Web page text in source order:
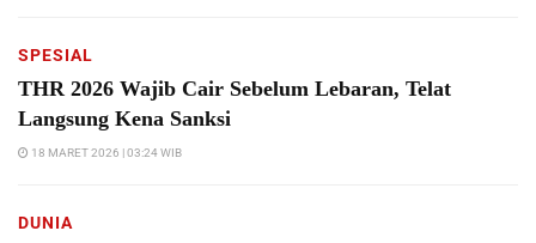
SPESIAL
THR 2026 Wajib Cair Sebelum Lebaran, Telat
Langsung Kena Sanksi
18 MARET 2026 | 03:24 WIB
DUNIA